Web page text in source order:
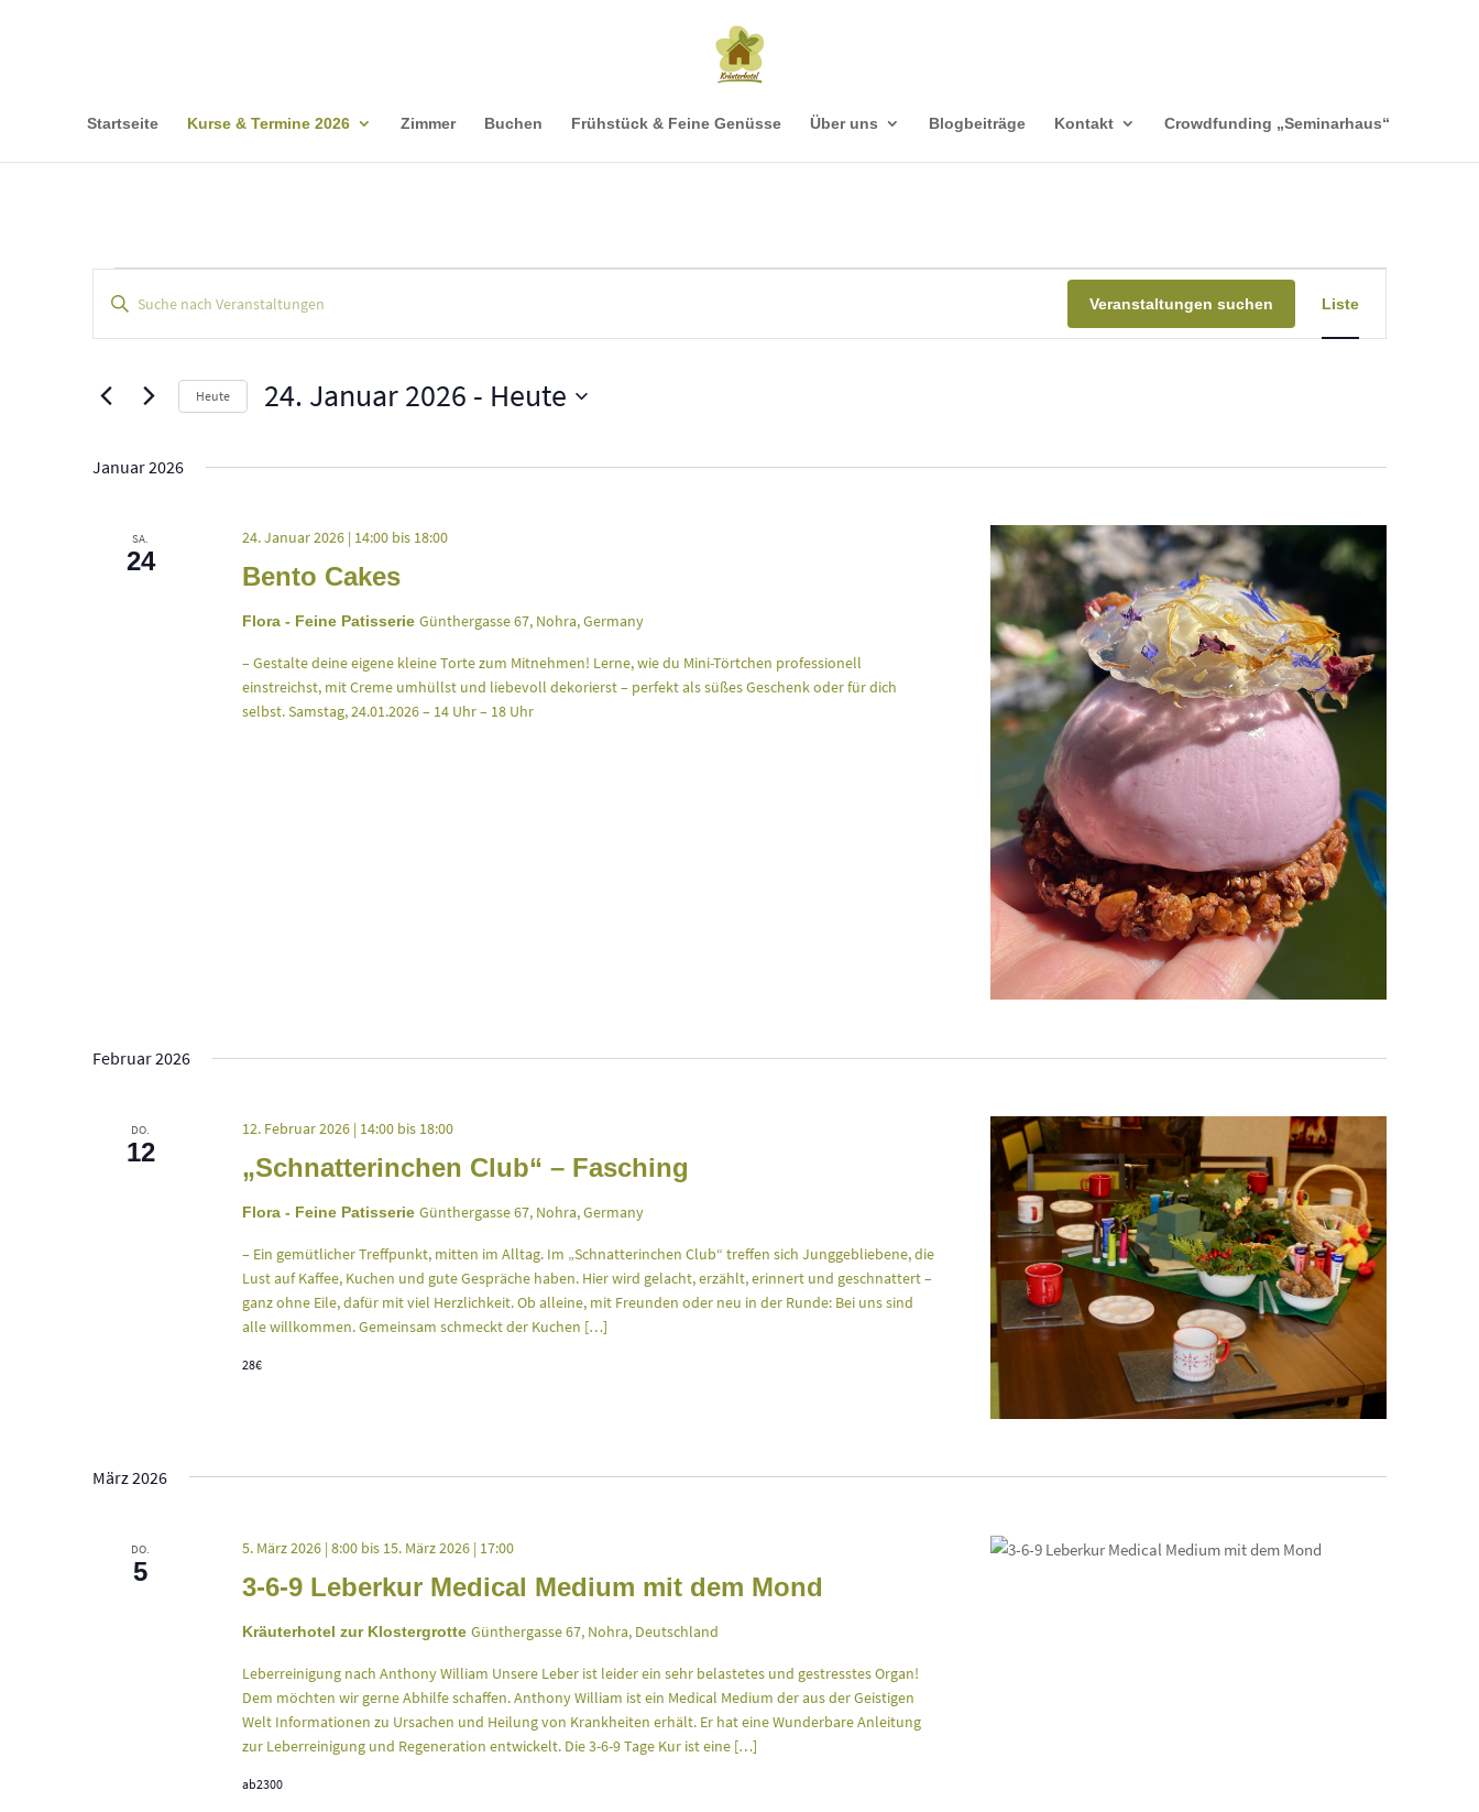
Startseite Kurse & Termine 2026 Zimmer Buchen Frühstück & Feine Genüsse Über uns Blogbeiträge Kontakt Crowdfunding „Seminarhaus“
Veranstaltungen
Veranstaltungen
Suche
und
Navigation
Bitte
nach
Schlüsselwort.
Veranstaltungen suchen Ansichten-
Navigation
Liste
Heute 24. Januar 2026 - Heute
Januar 2026
SA.
24
Bento Cakes
24. Januar 2026 | 14:00bis 18:00
Flora - Feine Patisserie Günthergasse 67, Nohra, Germany
– Gestalte deine eigene kleine Torte zum Mitnehmen! Lerne, wie du Mini-Törtchen professionell
einstreichst, mit Creme umhüllst und liebevoll dekorierst – perfekt als süßes Geschenk oder für dich
selbst. Samstag, 24.01.2026 – 14 Uhr – 18 Uhr
Februar 2026
DO.
12
„Schnatterinchen Club“ – Fasching
12. Februar 2026 | 14:00bis 18:00
Flora - Feine Patisserie Günthergasse 67, Nohra, Germany
– Ein gemütlicher Treffpunkt, mitten im Alltag. Im „Schnatterinchen Club“ treffen sich Junggebliebene, die
Lust auf Kaffee, Kuchen und gute Gespräche haben. Hier wird gelacht, erzählt, erinnert und geschnattert –
ganz ohne Eile, dafür mit viel Herzlichkeit. Ob alleine, mit Freunden oder neu in der Runde: Bei uns sind
alle willkommen. Gemeinsam schmeckt der Kuchen […]
28€
März 2026
DO.
5
3-6-9 Leberkur Medical Medium mit dem Mond
5. März 2026 | 8:00bis 15. März 2026 | 17:00
Kräuterhotel zur Klostergrotte Günthergasse 67, Nohra, Deutschland
Leberreinigung nach Anthony William Unsere Leber ist leider ein sehr belastetes und gestresstes Organ!
Dem möchten wir gerne Abhilfe schaffen. Anthony William ist ein Medical Medium der aus der Geistigen
Welt Informationen zu Ursachen und Heilung von Krankheiten erhält. Er hat eine Wunderbare Anleitung
zur Leberreinigung und Regeneration entwickelt. Die 3-6-9 Tage Kur ist eine […]
ab2300